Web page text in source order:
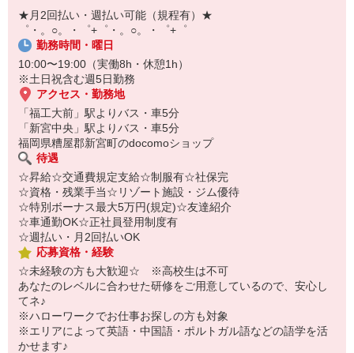
自宅に居ながらスマホでカンタン面接OK！
オンライン面談なのでスピード対応。
★月2回払い・週払い可能（規程有）★
゜・。○。・゜+゜・。○。・゜+゜
勤務時間・曜日
10:00〜19:00（実働8h・休憩1h）
※土日祝含む週5日勤務
アクセス・勤務地
「福工大前」駅よりバス・車5分
「新宮中央」駅よりバス・車5分
福岡県糟屋郡新宮町のdocomoショップ
待遇
☆昇給☆交通費規定支給☆制服有☆社保完
☆資格・残業手当☆リゾート施設・ジム優待
☆特別ボーナス最大5万円(規定)☆友達紹介
☆車通勤OK☆正社員登用制度有
☆週払い・月2回払いOK
応募資格・経験
☆未経験の方も大歓迎☆ ※高校生は不可
あなたのレベルに合わせた研修をご用意しているので、安心し
てネ♪
※ハローワークでお仕事お探しの方も対象
※エリアによって英語・中国語・ポルトガル語などの語学を活
かせます♪